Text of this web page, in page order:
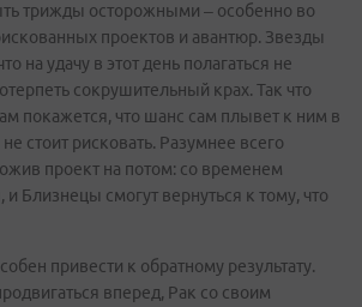
трижды осторожными – особенно во
проектов и авантюр. Звезды
на удачу в этот день полагаться не
сокрушительный крах. Так что
покажется, что шанс сам плывет к ним в
стоит рисковать. Разумнее всего
проект на потом: со временем
и Близнецы смогут вернуться к тому, что
привести к обратному результату.
вперед, Рак со своим